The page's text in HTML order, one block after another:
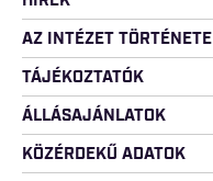
AZ INTÉZET TÖRTÉNETE
TÁJÉKOZTATÓK
ÁLLÁSAJÁNLATOK
KÖZÉRDEKŰ ADATOK